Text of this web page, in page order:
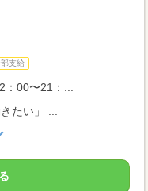
支給
00〜21：...
たい」 ...